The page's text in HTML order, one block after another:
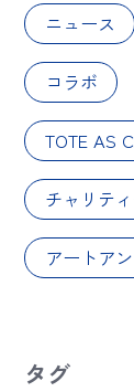
ニュース
コラボ
TOTE AS
チャリテ
アートア
タグ